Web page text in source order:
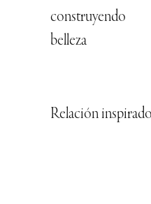
construyendo
belleza
Relación